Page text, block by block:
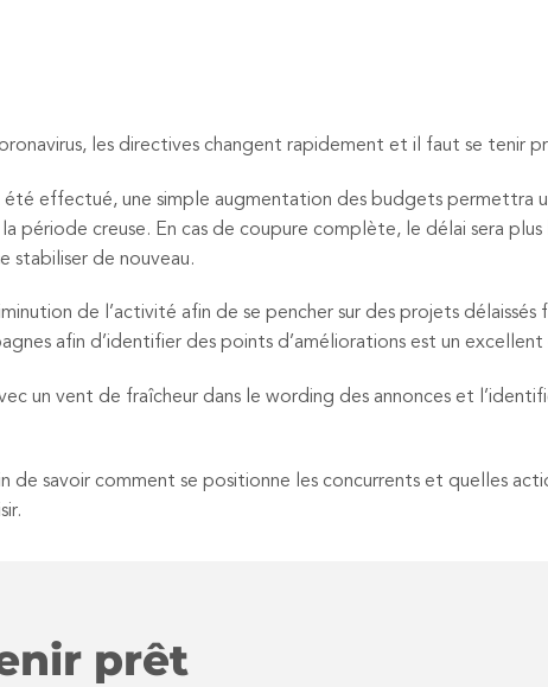
les directives changent rapidement et il faut se tenir
été effectué, une simple augmentation des budgets permettra
période creuse. En cas de coupure complète, le délai sera plus
stabiliser de nouveau.
de l’activité afin de se pencher sur des projets
afin d’identifier des points d’améliorations est un
un vent de fraîcheur dans le wording des annonces et
savoir comment se positionne les concurrents et quelles
prêt